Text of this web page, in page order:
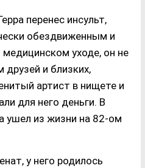
перенес инсульт,
обездвиженным и
уходе, он не
друзей и близких,
артист в нищете и
для него деньги. В
ушел из жизни на 82-ом
у него родилось